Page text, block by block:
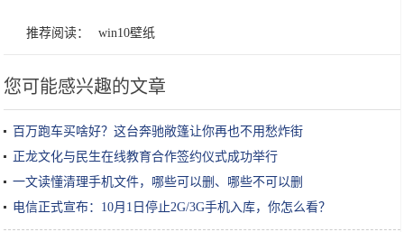
推荐阅读： win10壁纸
您可能感兴趣的文章
百万跑车买啥好？这台奔驰敞篷让你再也不用愁炸街
正龙文化与民生在线教育合作签约仪式成功举行
一文读懂清理手机文件，哪些可以删、哪些不可以删
电信正式宣布：10月1日停止2G/3G手机入库，你怎么看？